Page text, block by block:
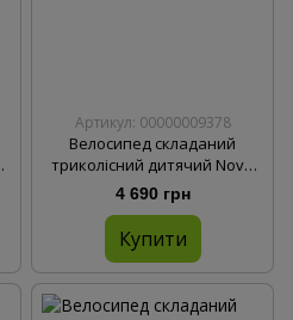
Артикул: 00000009378
Велосипед складаний
триколісний дитячий Nova
Niello Black
4 690 грн
Купити